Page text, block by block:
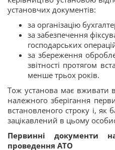
установчих документів:
за організацію
за забезпечення
господарських
за збереження
звітності протягом
менше трьох років.
Тож установа має вживати
належного зберігання
встановленого строку і, як
зацікавлений в цьому
Первинні документи
проведення АТО